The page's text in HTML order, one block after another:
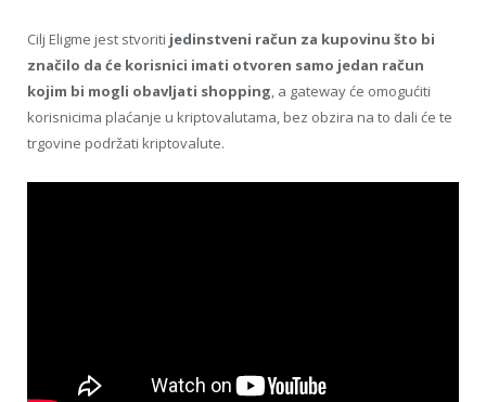
Cilj Eligme jest stvoriti jedinstveni račun za kupovinu što bi
značilo da će korisnici imati otvoren samo jedan račun
kojim bi mogli obavljati shopping, a gateway će omogućiti
korisnicima plaćanje u kriptovalutama, bez obzira na to dali će te
trgovine podržati kriptovalute.